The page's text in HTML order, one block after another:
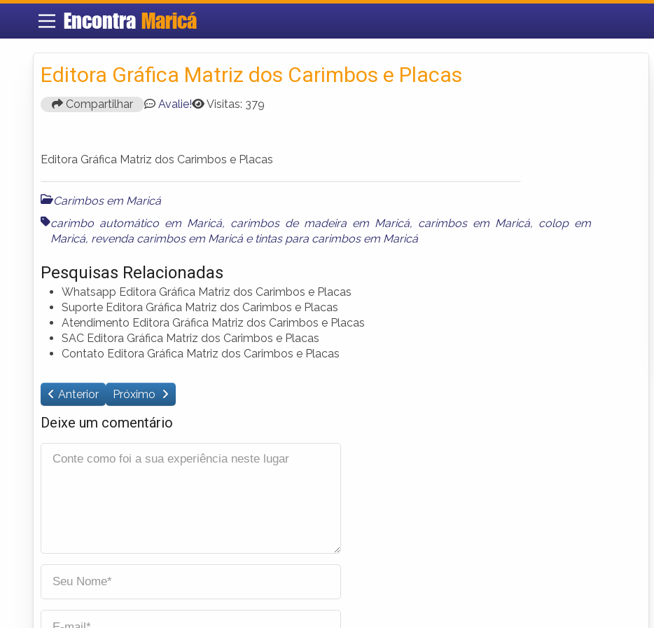
Encontra Maricá
Editora Gráfica Matriz dos Carimbos e Placas
Compartilhar Avalie! Visitas: 379
Editora Gráfica Matriz dos Carimbos e Placas
Carimbos em Maricá
carimbo automático em Maricá, carimbos de madeira em Maricá, carimbos em Maricá, colop em
Maricá, revenda carimbos em Maricá e tintas para carimbos em Maricá
Pesquisas Relacionadas
Whatsapp Editora Gráfica Matriz dos Carimbos e Placas
Suporte Editora Gráfica Matriz dos Carimbos e Placas
Atendimento Editora Gráfica Matriz dos Carimbos e Placas
SAC Editora Gráfica Matriz dos Carimbos e Placas
Contato Editora Gráfica Matriz dos Carimbos e Placas
Anterior Próximo
Deixe um comentário